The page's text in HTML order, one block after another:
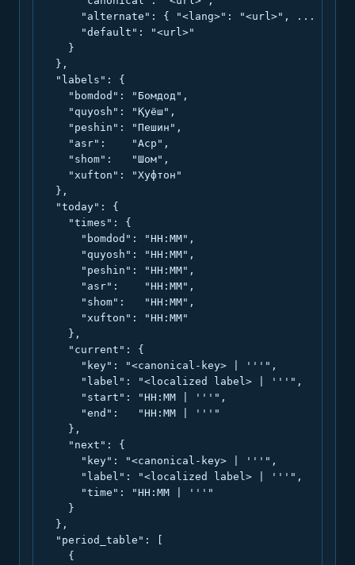
      "alternate": { "<lang>": "<url>", ... },
      "default": "<url>"
    }
  },
  "labels": {
    "bomdod": "Бомдод",
    "quyosh": "Қуёш",
    "peshin": "Пешин",
    "asr":    "Аср",
    "shom":   "Шом",
    "xufton": "Хуфтон"
  },
  "today": {
    "times": {
      "bomdod": "HH:MM",
      "quyosh": "HH:MM",
      "peshin": "HH:MM",
      "asr":    "HH:MM",
      "shom":   "HH:MM",
      "xufton": "HH:MM"
    },
    "current": {
      "key": "<canonical-key> | '''",
      "label": "<localized label> | '''",
      "start": "HH:MM | '''",
      "end":   "HH:MM | '''"
    },
    "next": {
      "key": "<canonical-key> | '''",
      "label": "<localized label> | '''",
      "time": "HH:MM | '''"
    }
  },
  "period_table": [
    {